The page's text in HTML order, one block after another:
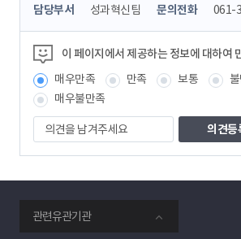
콘
츠
정
보
책
임
자
담당부서 성과혁신팀 문의전화 061-
이 페이지에서 제공하는 정보에 대하여
매우만족
만족 보통
매우불만족
의
견
을
겨
주
세
요
관련유관기관